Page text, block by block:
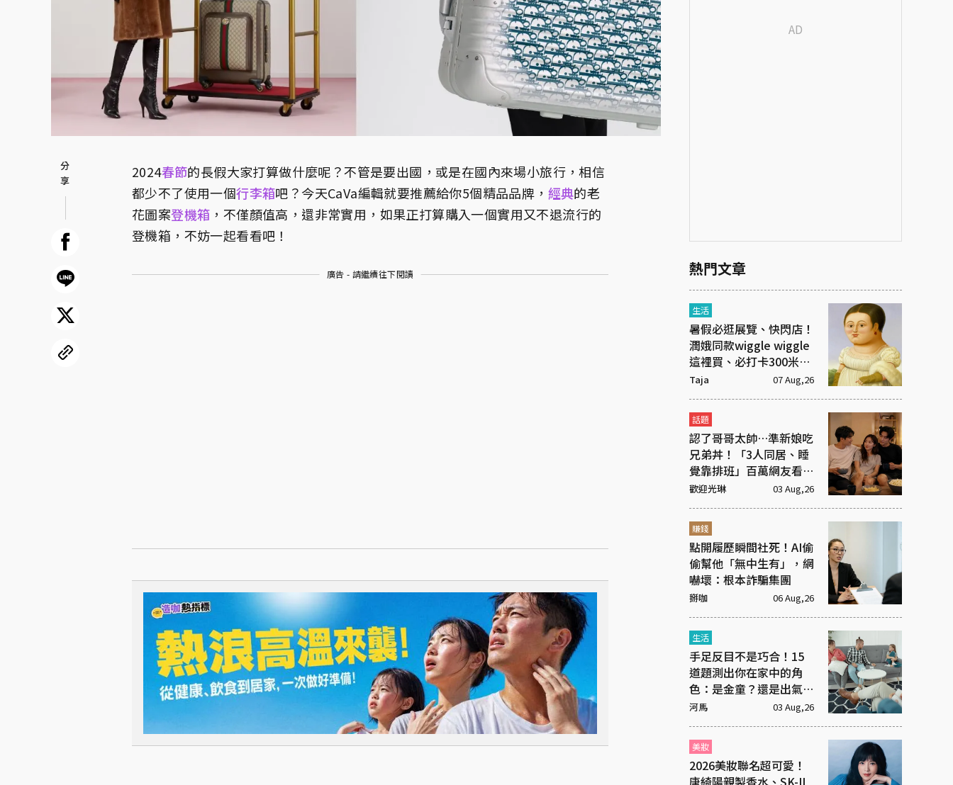
2024春節的長假大家打算做什麼呢？不管是要出國，或是在國內來場小旅行，相信
都少不了使用一個行李箱吧？今天CaVa編輯就要推薦給你5個精品品牌， 經典的老
花圖案登機箱 ，不僅顏值高，還非常實用，如果正打算購入一個實用又不退流行的
登機箱，不妨一起看看吧！
廣告 - 請繼續往下閱讀 熱門文章
生活
暑假必逛展覽、快閃店！
潤娥同款wiggle wiggle
這裡買、必打卡300米漫
畫「名場景之路」
Taja 07 Aug,26
話題
認了哥哥太帥…準新娘吃
兄弟丼！「3人同居、睡
覺靠排班」百萬網友看傻
眼
歡迎光琳 03 Aug,26
賺錢
點開履歷瞬間社死！AI偷
偷幫他「無中生有」，網
嚇壞：根本詐騙集團
掰咖 06 Aug,26
生活
手足反目不是巧合！15
道題測出你在家中的角
色：是金童？還是出氣
筒？
河馬 03 Aug,26
美妝
2026美妝聯名超可愛！